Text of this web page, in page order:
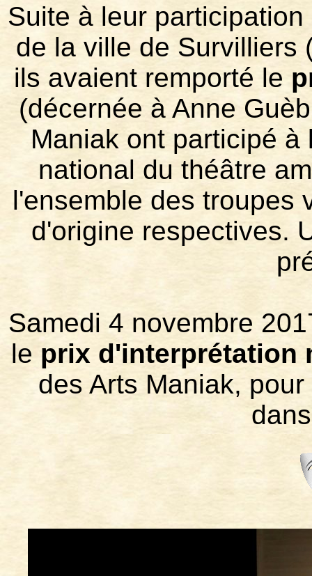
Suite à leur
de la ville de Survilliers
ils avaient remporté le
(décernée à Anne
Maniak ont participé
national du théâtre
l'ensemble des troupes
d'origine respectives.
Samedi 4 novembre
le prix d'interprétation
des Arts Maniak,